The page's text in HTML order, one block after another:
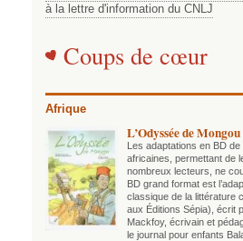
à la lettre d'information du CNLJ
Coups de cœur
Afrique
L’Odyssée de Mongou
Les adaptations en BD
africaines, permettant de
nombreux lecteurs, ne
BD grand format est
classique de la littérature
aux Éditions Sépia), écrit
Mackfoy, écrivain et
le journal pour enfants